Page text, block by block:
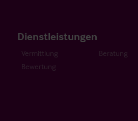
Dienstleistungen
Vermittlung
Beratung
Bewertung